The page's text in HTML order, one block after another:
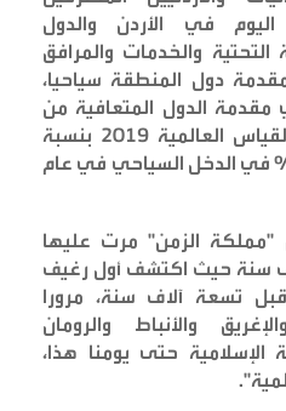
في الأردن والدول
التحتية والخدمات والمرافق
دول المنطقة سياحيا،
مقدمة الدول المتعافية من
أزمة كورونا وتجاوز سنة القياس العالمية 2019 بنسبة
بعدد الزوار و27.9% في الدخل السياحي في عام
"مملكة الزمن" مرت عليها
سنة حيث اكتشف أول رغيف
تسعة آلاف سنة، مرورا
والأنباط والرومان
الإسلامية حتى يومنا هذا،
".